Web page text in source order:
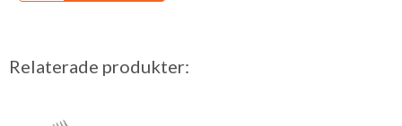
Relaterade produkter: